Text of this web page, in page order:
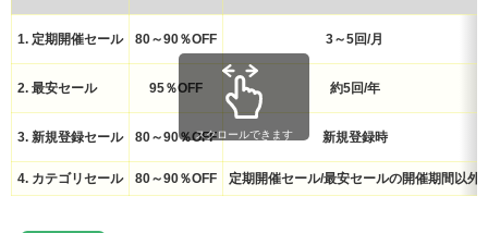
1. 定期開催セール 80～90％OFF 3～5回/月
2. 最安セール 95％OFF 約5回/年
3. 新規登録セール 80～90％OFF 新規登録時
4. カテゴリセール 80～90％OFF 定期開催セール/最安セールの開催期間以外
スクロールできます